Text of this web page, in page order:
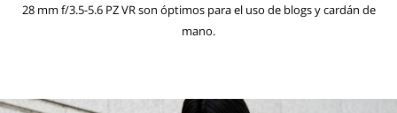
28 mm f/3.5-5.6 PZ VR son óptimos para el uso de blogs y cardán de
mano.